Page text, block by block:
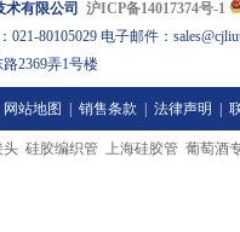
有限公司 沪ICP备14017374号-1
021-80105029 电子邮件：
2369弄1号楼
网站地图 销售条款 法律声明
头 硅胶编织管 上海硅胶管 葡萄酒